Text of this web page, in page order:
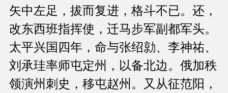
矢中左足，拔而复进，格斗不已。还，
改东西班指挥使，迁马步军副都军头。
太平兴国四年，命与张绍勍、李神祐、
刘承珪率师屯定州，以备北边。俄加秩
领演州刺史，移屯赵州。又从征范阳，